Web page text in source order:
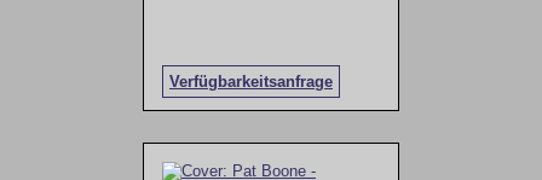
Verfügbarkeitsanfrage